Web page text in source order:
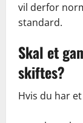
vil derfor
standard.
Skal et
skiftes?
Hvis du har